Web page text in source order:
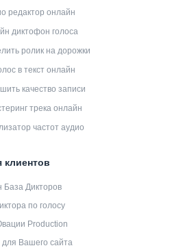
редактор онлайн
диктофон голоса
ролик на дорожки
в текст онлайн
качество записи
трека онлайн
частот аудио
клиентов
База Дикторов
по голосу
Production
Вашего сайта